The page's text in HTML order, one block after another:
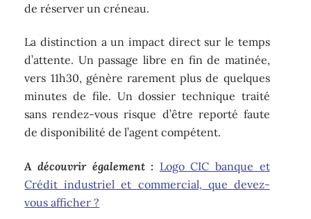
de réserver un créneau.
La distinction a un impact direct sur le temps
d’attente. Un passage libre en fin de matinée,
vers 11h30, génère rarement plus de quelques
minutes de file. Un dossier technique traité
sans rendez-vous risque d’être reporté faute
de disponibilité de l’agent compétent.
A découvrir également : Logo CIC banque et
Crédit industriel et commercial, que devez-
vous afficher ?